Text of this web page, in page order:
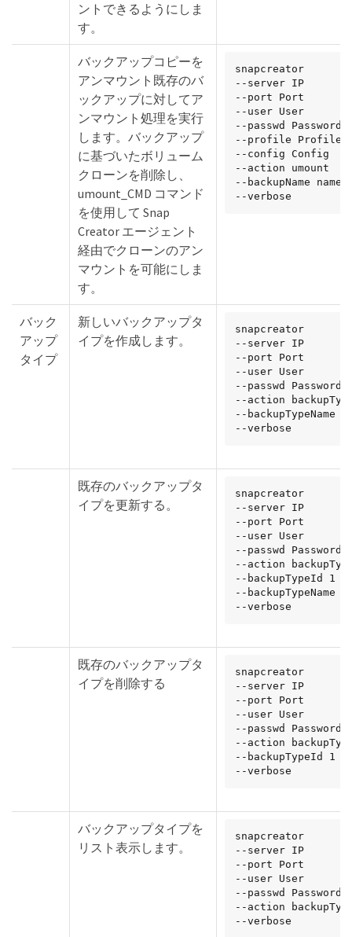
ントできるようにしま
す。
バックアップコピーを
アンマウント既存のバ
ックアップに対してア
ンマウント処理を実行
します。バックアップ
に基づいたボリューム
クローンを削除し、
umount_CMD コマンド
を使用して Snap
Creator エージェント
経由でクローンのアン
マウントを可能にしま
す。
snapcreator
--server IP
--port Port
--user User
--passwd Password
--profile Profile
--config Config
--action umount
--backupName name
--verbose
バック
アップ
タイプ
新しいバックアップタ
イプを作成します。
snapcreator
--server IP
--port Port
--user User
--passwd Password
--action
--backupTypeName
--verbose
既存のバックアップタ
イプを更新する。
snapcreator
--server IP
--port Port
--user User
--passwd Password
--action
--backupTypeId 1
--backupTypeName
--verbose
既存のバックアップタ
イプを削除する
snapcreator
--server IP
--port Port
--user User
--passwd Password
--action
--backupTypeId 1
--verbose
バックアップタイプを
リスト表示します。
snapcreator
--server IP
--port Port
--user User
--passwd Password
--action
--verbose